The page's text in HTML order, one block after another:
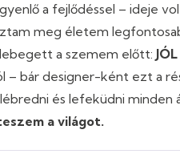
a fejlődéssel – ideje
meg életem
a szemem előtt:
– bár designer-ként ezt a
és lefeküdni minden
a világot.